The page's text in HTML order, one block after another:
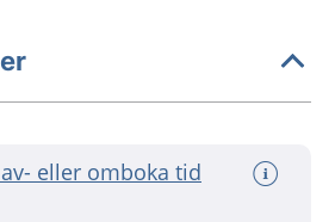
eller omboka tid